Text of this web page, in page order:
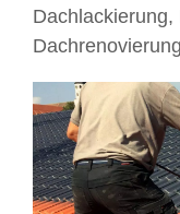
Dachrenovierung